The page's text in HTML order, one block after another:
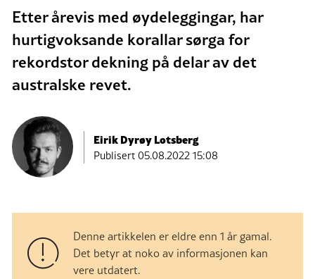
Etter årevis med øydeleggingar, har
hurtigvoksande korallar sørga for
rekordstor dekning på delar av det
australske revet.
Eirik Dyrøy Lotsberg
Publisert05.08.2022 15:08
Denne artikkelen er eldre enn 1 år gamal.
Det betyr at noko av informasjonen kan
vere utdatert.